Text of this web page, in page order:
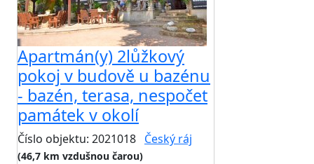
Apartmán(y) 2lůžkový
pokoj v budově u bazénu
- bazén, terasa, nespočet
památek v okolí
Číslo objektu: 2021018 Český ráj
(46,7 km vzdušnou čarou)